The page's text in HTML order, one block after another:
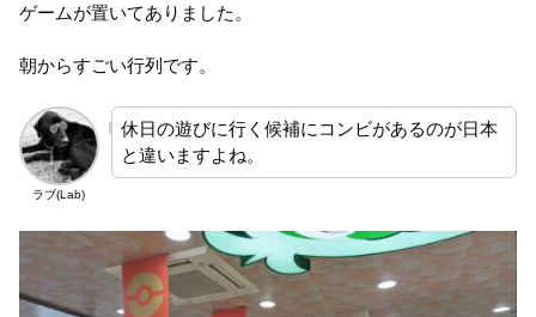
ゲームが置いてありました。
朝からすごい行列です。
ラブ(Lab)
休日の遊びに行く候補にコンビがあるのが日本
と違いますよね。